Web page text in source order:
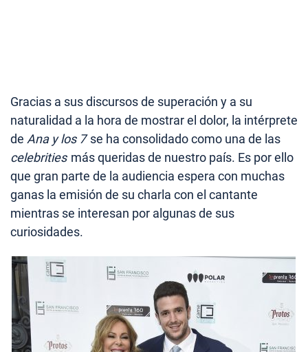
Gracias a sus discursos de superación y a su
naturalidad a la hora de mostrar el dolor, la intérprete
de Ana y los 7se ha consolidado como una de las
celebrities más queridas de nuestro país. Es por ello
que gran parte de la audiencia espera con muchas
ganas la emisión de su charla con el cantante
mientras se interesan por algunas de sus
curiosidades.